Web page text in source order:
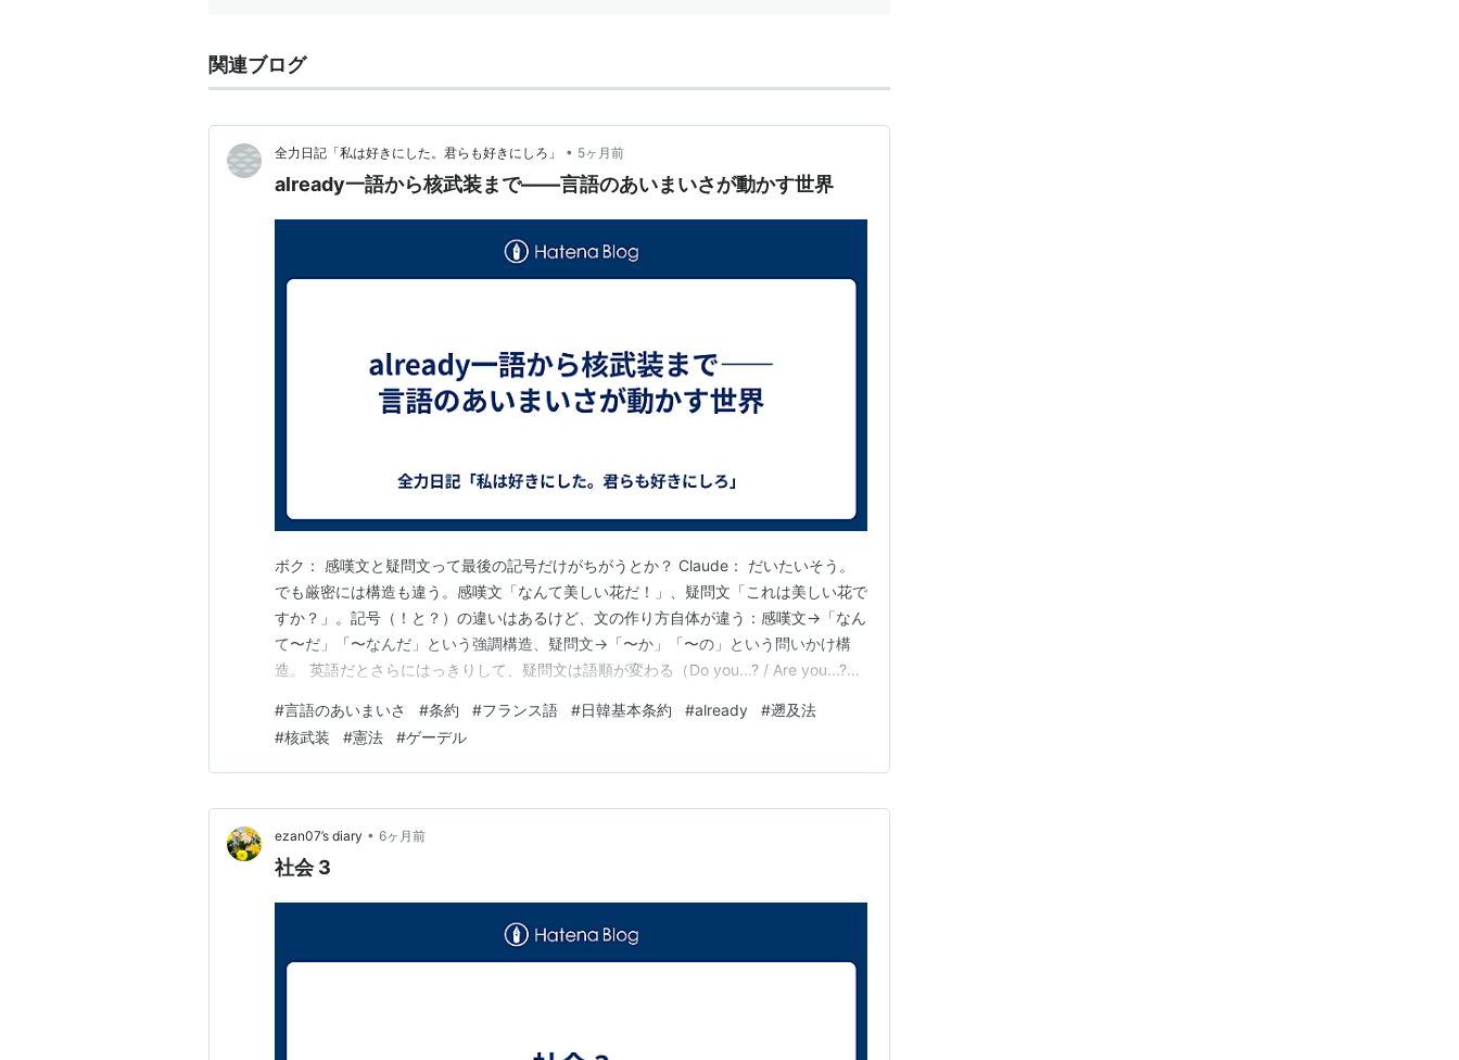
イゼルらしく、非常に難解で、追える所と追えない所が入り混じっている。クライ
ゼルが最初に指摘したと言われる、（ゲーデルの第二不完全性定理が成り立つ）形
ような論理式が存在する、に関連する話も入っている。大変重要な論文。
Recursive functions and metamathematics : problems of completeness and
decidability, Godel's theorems, R. Murawski, Kluwer Academic Publishers, 1999年
isbn:0792359046)
あまり有名な本ではないが、ゲーデルの不完全性定理が初歩から、且つ現代的な手
法が解説されている稀有な本。不完全性定理の様々な拡張や現代的な話まで解説さ
図書館で探すとよい。
Mathematical Logic, J. R. Shoenfield, AK Peters, 2000(reprint)(isbn:1568811357
ルブランの定理、弱い算術の無矛盾性証明、定義による拡張、モデル論、不完全性
定理、帰納関数論、集合論など）。そのため記述はコンパクトで非常にエレガン
Proof Theory, Gaishi Takeuti, North-Holland, 1987
一階述語論理の完全性定理 、カット消去定理 や不完全性定理、二階の証明論、
infinitary logic、Consistency Proofなどなど盛りだくさん。特に、竹内予想（高
階述語論理のカット消去定理で、ここから解析の無矛盾性が帰結する。）の超限的
な方法を用いたプラヴィッツ、高橋元男らによる証明や、\Pi^1_1 Comprehension
Axiomの（証明論的）無矛盾性証明など、いわゆるゲンツェンスタイルの証明論の
すっきりしている。最初に読む本ではないかもしれない。ただし、いわゆるヒルベ
ルト・プログラムの延長線上にある現代の証明論を知るには必須の本。評判も非常
に高い。
関連ブログ
全力日記「私は好きにした。君らも好きにしろ」 • 5ヶ月前
already一語から核武装まで——言語のあいまいさが動かす世界
ボク： 感嘆文と疑問文って最後の記号だけがちがうとか？ Claude： だいたいそう。
でも厳密には構造も違う。感嘆文「なんて美しい花だ！」、疑問文「これは美しい花で
すか？」。記号（！と？）の違いはあるけど、文の作り方自体が違う：感嘆文→「なん
て〜だ」「〜なんだ」という強調構造、疑問文→「〜か」「〜の」という問いかけ構
造。 英語だとさらにはっきりして、疑問文は語順が変わる（Do you...? / Are you...?）
Claude： そう！語順ね。直接疑問文：How old is this …
#言語のあいまいさ #条約 #フランス語 #日韓基本条約 #already #遡及法
#核武装 #憲法 #ゲーデル
ezan07’s diary • 6ヶ月前
社会 3